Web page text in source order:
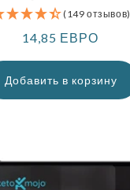
(149 отзывов)
Обычная
14,85 ЕВРО
Добавить в корзину